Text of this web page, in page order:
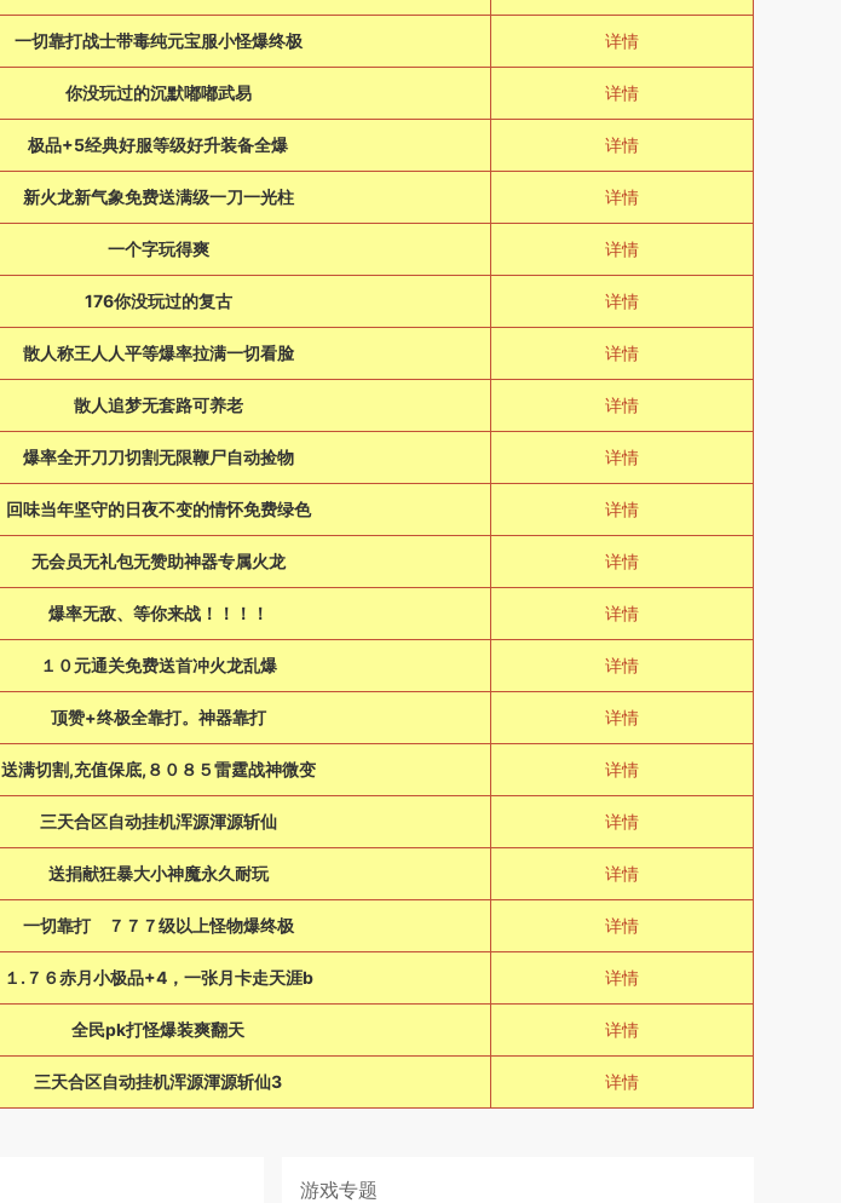
一切靠打战士带毒纯元宝服小怪爆终极 详情
你没玩过的沉默嘟嘟武易 详情
极品+5经典好服等级好升装备全爆 详情
新火龙新气象免费送满级一刀一光柱 详情
一个字玩得爽 详情
176你没玩过的复古 详情
散人称王人人平等爆率拉满一切看脸 详情
散人追梦无套路可养老 详情
爆率全开刀刀切割无限鞭尸自动捡物 详情
回味当年坚守的日夜不变的情怀免费绿色 详情
无会员无礼包无赞助神器专属火龙 详情
爆率无敌、等你来战！！！！ 详情
１０元通关免费送首冲火龙乱爆 详情
顶赞+终极全靠打。神器靠打 详情
送满切割,充值保底,８０８５雷霆战神微变 详情
三天合区自动挂机浑源渾源斩仙 详情
送捐献狂暴大小神魔永久耐玩 详情
一切靠打 ７７７级以上怪物爆终极 详情
１.７６赤月小极品+4，一张月卡走天涯b 详情
全民pk打怪爆装爽翻天 详情
三天合区自动挂机浑源渾源斩仙3 详情
游戏专题